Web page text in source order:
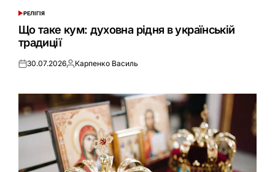
ОПУБЛІКУВАТИ
У
РЕЛІГІЯ
Що таке кум: духовна рідня в українській
традиції
Оприлюднено
30.07.2026Опубліковано
Карпенко Василь